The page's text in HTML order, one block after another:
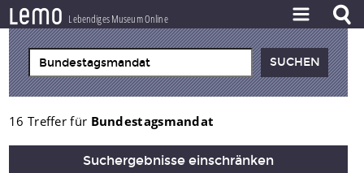
lemo Lebendiges Museum Online
ZEITSTRAHL
THEMEN
ZEITZEUGEN
BESTAND
16 Treffer für Bundestagsmandat
Suchergebnisse einschränken